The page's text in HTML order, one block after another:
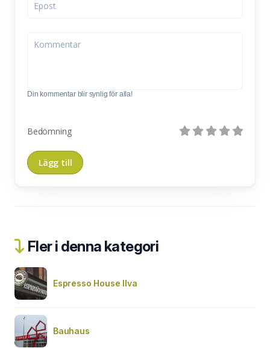
Din kommentar blir synlig för alla!
Bedömning
Fler i denna kategori
Espresso House Ilva
Bauhaus